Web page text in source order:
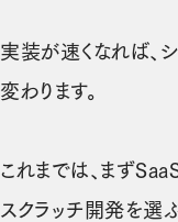
実装が速くなれば、
変わります。
これまでは、まず
スクラッチ開発を選